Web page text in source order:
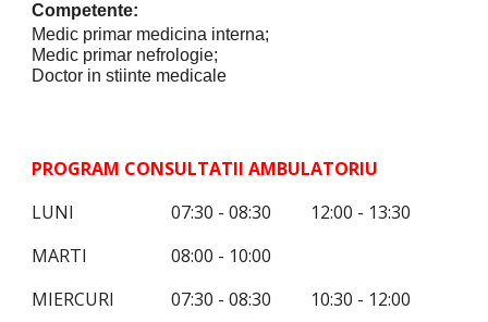
Competente:
Medic primar medicina interna;
Medic primar nefrologie;
Doctor in stiinte medicale
PROGRAM CONSULTATII AMBULATORIU
LUNI
07:30 - 08:30
12:00 - 13:30
MARTI
08:00 - 10:00
MIERCURI
07:30 - 08:30
10:30 - 12:00